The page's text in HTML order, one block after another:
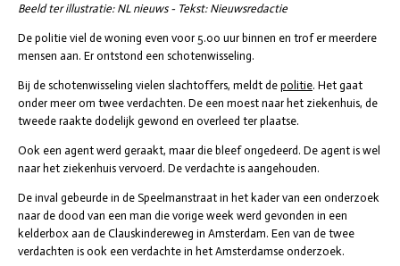
Beeld ter illustratie: NL nieuws - Tekst: Nieuwsredactie
De politie viel de woning even voor 5.00 uur binnen en trof er meerdere
mensen aan. Er ontstond een schotenwisseling.
Bij de schotenwisseling vielen slachtoffers, meldt de politie. Het gaat
onder meer om twee verdachten. De een moest naar het ziekenhuis, de
tweede raakte dodelijk gewond en overleed ter plaatse.
Ook een agent werd geraakt, maar die bleef ongedeerd. De agent is wel
naar het ziekenhuis vervoerd. De verdachte is aangehouden.
De inval gebeurde in de Speelmanstraat in het kader van een onderzoek
naar de dood van een man die vorige week werd gevonden in een
kelderbox aan de Clauskindereweg in Amsterdam. Een van de twee
verdachten is ook een verdachte in het Amsterdamse onderzoek.